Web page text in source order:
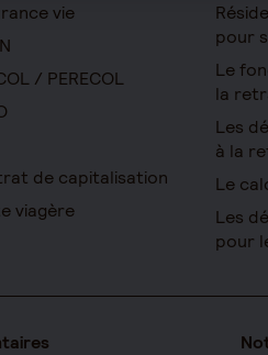
vie
/ PERECOL
de capitalisation
viagère
pour
Le
la
Les
à la
Le
Les
pour